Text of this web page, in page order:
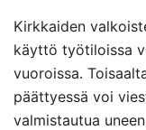
Kirkkaiden
käyttö työtiloissa
vuoroissa.
päättyessä voi
valmistautua